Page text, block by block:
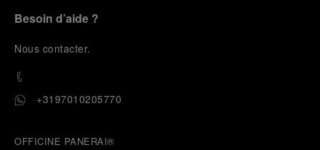
Besoin d’aide ?
Nous contacter.
+3197010205770
OFFICINE PANERAI®